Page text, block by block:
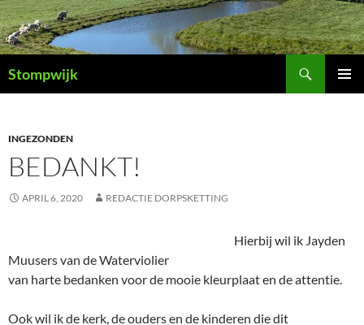
Ga
naar
de
inhoud
Stompwijk
INGEZONDEN
BEDANKT!
APRIL 6, 2020 REDACTIE DORPSKETTING
Hierbij wil ik Jayden
Muusers van de Waterviolier
van harte bedanken voor de mooie kleurplaat en de attentie.
Ook wil ik de kerk, de ouders en de kinderen die dit